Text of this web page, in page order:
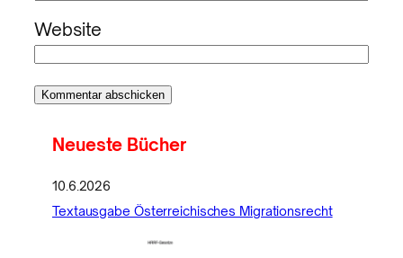
Website
Neueste Bücher
10.6.2026
Textausgabe Österreichisches Migrationsrecht